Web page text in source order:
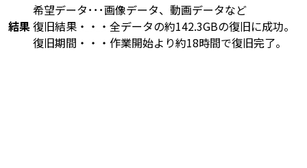
結果
希望データ･･･画像データ、動画データなど
復旧結果・・・全データの約142.3GBの復旧に成功。
復旧期間・・・作業開始より約18時間で復旧完了。